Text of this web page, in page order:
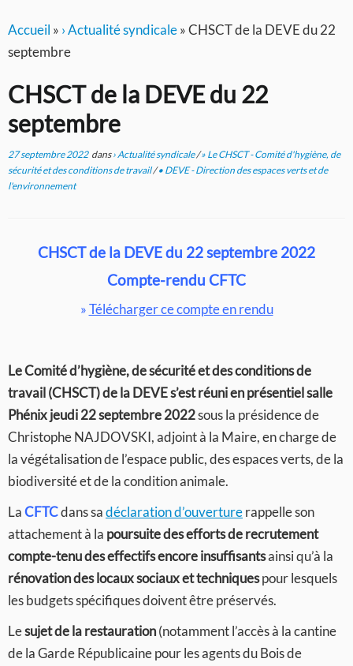
Accueil » › Actualité syndicale»CHSCT de la DEVE du 22
septembre
CHSCT de la DEVE du 22
septembre
27 septembre 2022dans› Actualité syndicale/» Le CHSCT - Comité d'hygiène, de
sécurité et des conditions de travail/• DEVE - Direction des espaces verts et de
l'environnement
CHSCT de la DEVE du 22 septembre 2022
Compte-rendu CFTC
»Télécharger ce compte en rendu
Le Comité d’hygiène, de sécurité et des conditions de
travail (CHSCT) de la DEVE s’est réuni en présentiel salle
Phénix jeudi 22 septembre 2022sous la présidence de
Christophe NAJDOVSKI, adjoint à la Maire, en charge de
la végétalisation de l’espace public, des espaces verts, de la
biodiversité et de la condition animale.
LaCFTCdans sadéclaration d’ouverturerappelle son
attachement à la poursuite des efforts de recrutement
compte-tenu des effectifs encore insuffisantsainsi qu’à la
rénovation des locaux sociaux et techniquespour lesquels
les budgets spécifiques doivent être préservés.
Lesujet de la restauration(notamment l’accès à la cantine
de la Garde Républicaine pour les agents du Bois de